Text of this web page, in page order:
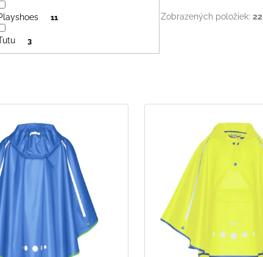
11
3
Zobrazených položiek:22